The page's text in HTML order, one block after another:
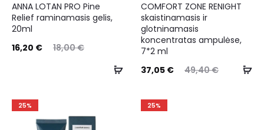
ANNA LOTAN PRO Pine
Relief raminamasis gelis,
20ml
18,00€
16,20 €
COMFORT ZONE RENIGHT
skaistinamasis ir
glotninamasis
koncentratas ampulėse,
7*2 ml
49,40€
37,05 €
25% 25%